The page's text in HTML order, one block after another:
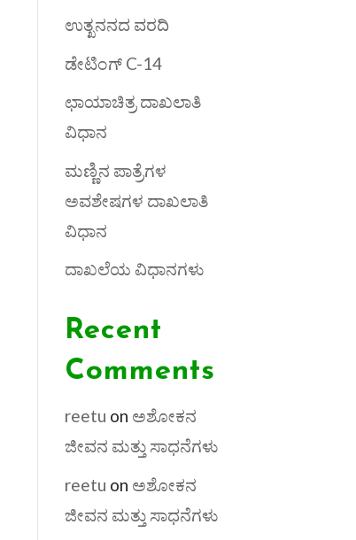
ಉತ್ಖನನದ ವರದಿ
ಡೇಟಿಂಗ್ C-14
ಛಾಯಾಚಿತ್ರ ದಾಖಲಾತಿ
ವಿಧಾನ
ಮಣ್ಣಿನ ಪಾತ್ರೆಗಳ
ಅವಶೇಷಗಳ ದಾಖಲಾತಿ
ವಿಧಾನ
ದಾಖಲೆಯ ವಿಧಾನಗಳು
Recent
Comments
reetu on ಅಶೋಕನ
ಜೀವನ ಮತ್ತು ಸಾಧನೆಗಳು
reetu on ಅಶೋಕನ
ಜೀವನ ಮತ್ತು ಸಾಧನೆಗಳು